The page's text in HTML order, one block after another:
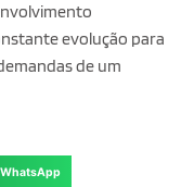
evolução para
de um
WhatsApp